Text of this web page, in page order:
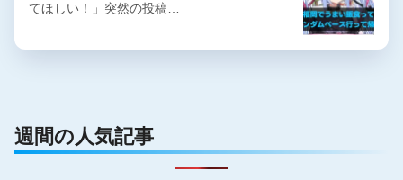
てほしい！」突然の投稿…
週間の人気記事